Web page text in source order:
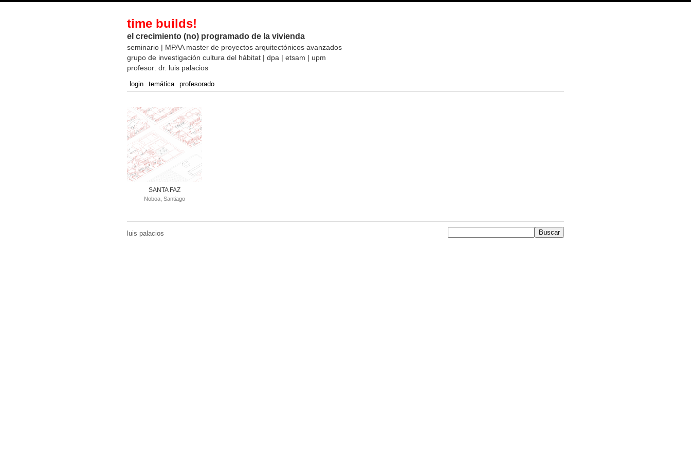
time builds!
el crecimiento (no) programado de la vivienda
seminario | MPAA master de proyectos arquitectónicos avanzados
grupo de investigación cultura del hábitat | dpa | etsam | upm
profesor: dr. luis palacios
login temática profesorado
SANTA FAZ
Noboa, Santiago
luis palacios